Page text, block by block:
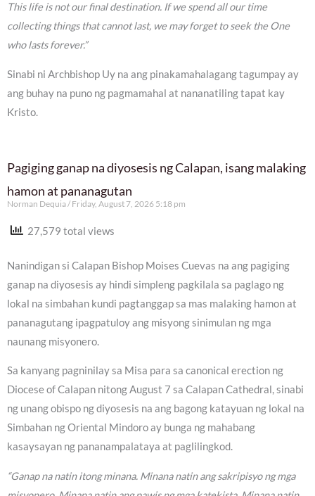
This life is not our final destination. If we spend all our time
collecting things that cannot last, we may forget to seek the One
who lasts forever.”
Sinabi ni Archbishop Uy na ang pinakamahalagang tagumpay ay
ang buhay na puno ng pagmamahal at nananatiling tapat kay
Kristo.
Pagiging ganap na diyosesis ng Calapan, isang malaking
hamon at pananagutan
Norman Dequia Friday, August 7, 2026 5:18 pm
27,579 total views
Nanindigan si Calapan Bishop Moises Cuevas na ang pagiging
ganap na diyosesis ay hindi simpleng pagkilala sa paglago ng
lokal na simbahan kundi pagtanggap sa mas malaking hamon at
pananagutang ipagpatuloy ang misyong sinimulan ng mga
naunang misyonero.
Sa kanyang pagninilay sa Misa para sa canonical erection ng
Diocese of Calapan nitong August 7 sa Calapan Cathedral, sinabi
ng unang obispo ng diyosesis na ang bagong katayuan ng lokal na
Simbahan ng Oriental Mindoro ay bunga ng mahabang
kasaysayan ng pananampalataya at paglilingkod.
“Ganap na natin itong minana. Minana natin ang sakripisyo ng mga